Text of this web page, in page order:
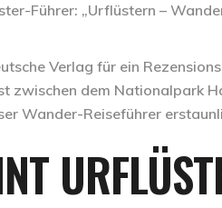
Führer: „Urflüstern –
Verlag für ein
zwischen dem Nationalpark
Wander-Reiseführer